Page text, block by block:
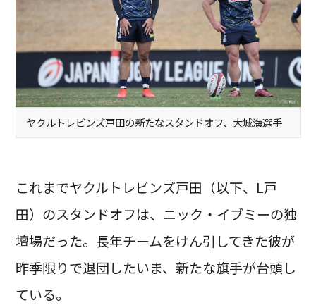
ヤクルトレビンズ戸田の新たなスタンドオフ、大城海選手
これまでヤクルトレビンズ戸田（以下、L戸
田）のスタンドオフは、ニック・イブミーの独
壇場だった。長年チームをけん引してきた彼が
昨季限りで退団したいま、新たな旗手が台頭し
ている。